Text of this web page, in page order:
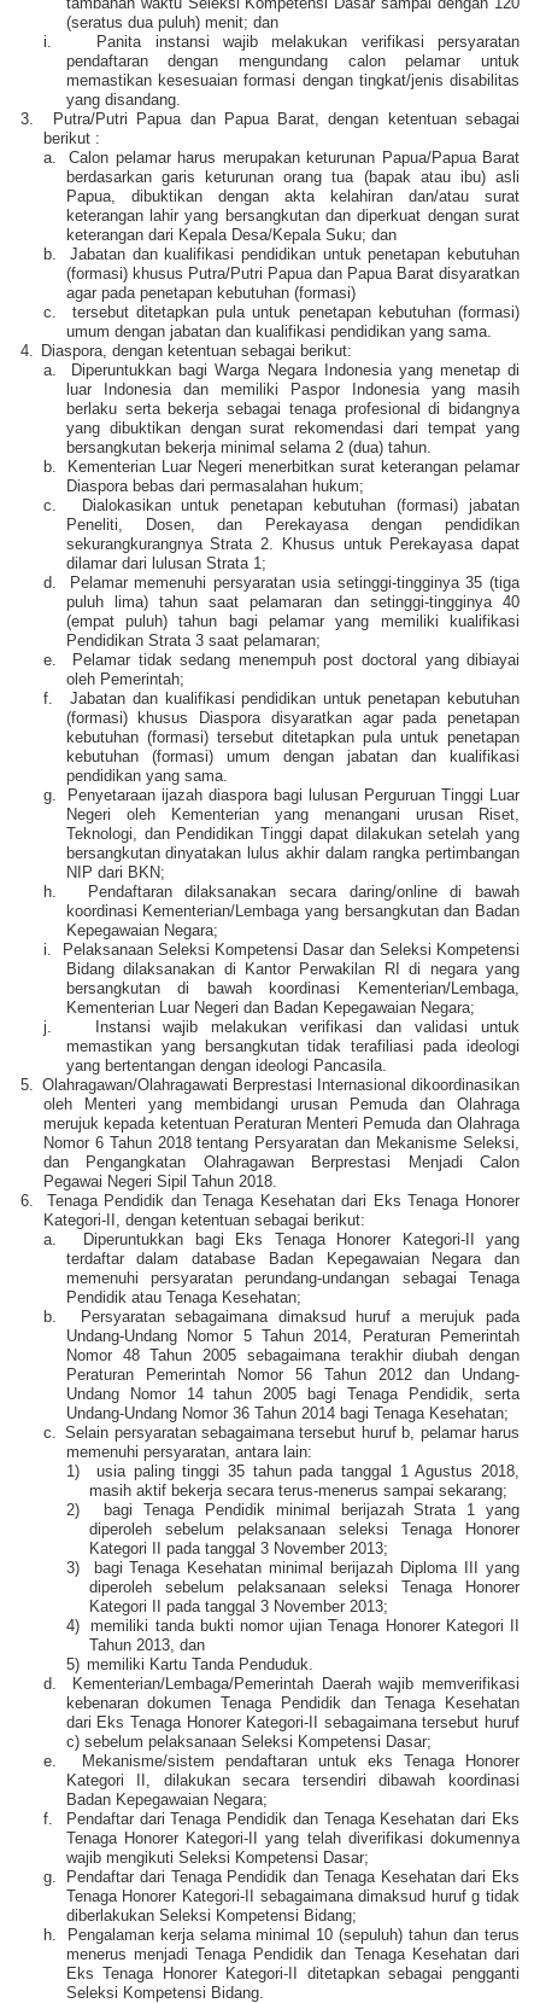
(seratus dua puluh) menit; dan
i.
Panita instansi wajib melakukan verifikasi persyaratan
pendaftaran dengan mengundang calon pelamar untuk
memastikan kesesuaian formasi dengan tingkat/jenis disabilitas
yang disandang.
3.
Putra/Putri Papua dan Papua Barat, dengan ketentuan sebagai
berikut :
a.
Calon pelamar harus merupakan keturunan Papua/Papua Barat
berdasarkan garis keturunan orang tua (bapak atau ibu) asli
Papua, dibuktikan dengan akta kelahiran dan/atau surat
keterangan lahir yang bersangkutan dan diperkuat dengan surat
keterangan dari Kepala Desa/Kepala Suku; dan
b.
Jabatan dan kualifikasi pendidikan untuk penetapan kebutuhan
(formasi) khusus Putra/Putri Papua dan Papua Barat disyaratkan
agar pada penetapan kebutuhan (formasi)
c.
tersebut ditetapkan pula untuk penetapan kebutuhan (formasi)
umum dengan jabatan dan kualifikasi pendidikan yang sama.
4.
Diaspora, dengan ketentuan sebagai berikut:
a.
Diperuntukkan bagi Warga Negara Indonesia yang menetap di
luar Indonesia dan memiliki Paspor Indonesia yang masih
berlaku serta bekerja sebagai tenaga profesional di bidangnya
yang dibuktikan dengan surat rekomendasi dari tempat yang
bersangkutan bekerja minimal selama 2 (dua) tahun.
b.
Kementerian Luar Negeri menerbitkan surat keterangan pelamar
Diaspora bebas dari permasalahan hukum;
c.
Dialokasikan untuk penetapan kebutuhan (formasi) jabatan
Peneliti, Dosen, dan Perekayasa dengan pendidikan
sekurangkurangnya Strata 2. Khusus untuk Perekayasa dapat
dilamar dari lulusan Strata 1;
d.
Pelamar memenuhi persyaratan usia setinggi-tingginya 35 (tiga
puluh lima) tahun saat pelamaran dan setinggi-tingginya 40
(empat puluh) tahun bagi pelamar yang memiliki kualifikasi
Pendidikan Strata 3 saat pelamaran;
e.
Pelamar tidak sedang menempuh post doctoral yang dibiayai
oleh Pemerintah;
f.
Jabatan dan kualifikasi pendidikan untuk penetapan kebutuhan
(formasi) khusus Diaspora disyaratkan agar pada penetapan
kebutuhan (formasi) tersebut ditetapkan pula untuk penetapan
kebutuhan (formasi) umum dengan jabatan dan kualifikasi
pendidikan yang sama.
g.
Penyetaraan ijazah diaspora bagi lulusan Perguruan Tinggi Luar
Negeri oleh Kementerian yang menangani urusan Riset,
Teknologi, dan Pendidikan Tinggi dapat dilakukan setelah yang
bersangkutan dinyatakan lulus akhir dalam rangka pertimbangan
NIP dari BKN;
h.
Pendaftaran dilaksanakan secara daring/online di bawah
koordinasi Kementerian/Lembaga yang bersangkutan dan Badan
Kepegawaian Negara;
i.
Pelaksanaan Seleksi Kompetensi Dasar dan Seleksi Kompetensi
Bidang dilaksanakan di Kantor Perwakilan RI di negara yang
bersangkutan di bawah koordinasi Kementerian/Lembaga,
Kementerian Luar Negeri dan Badan Kepegawaian Negara;
j.
Instansi wajib melakukan verifikasi dan validasi untuk
memastikan yang bersangkutan tidak terafiliasi pada ideologi
yang bertentangan dengan ideologi Pancasila.
5.
Olahragawan/Olahragawati Berprestasi Internasional dikoordinasikan
oleh Menteri yang membidangi urusan Pemuda dan Olahraga
merujuk kepada ketentuan Peraturan Menteri Pemuda dan Olahraga
Nomor 6 Tahun 2018 tentang Persyaratan dan Mekanisme Seleksi,
dan Pengangkatan Olahragawan Berprestasi Menjadi Calon
Pegawai Negeri Sipil Tahun 2018.
6.
Tenaga Pendidik dan Tenaga Kesehatan dari Eks Tenaga Honorer
Kategori-II, dengan ketentuan sebagai berikut:
a.
Diperuntukkan bagi Eks Tenaga Honorer Kategori-II yang
terdaftar dalam database Badan Kepegawaian Negara dan
memenuhi persyaratan perundang-undangan sebagai Tenaga
Pendidik atau Tenaga Kesehatan;
b.
Persyaratan sebagaimana dimaksud huruf a merujuk pada
Undang-Undang Nomor 5 Tahun 2014, Peraturan Pemerintah
Nomor 48 Tahun 2005 sebagaimana terakhir diubah dengan
Peraturan Pemerintah Nomor 56 Tahun 2012 dan Undang-
Undang Nomor 14 tahun 2005 bagi Tenaga Pendidik, serta
Undang-Undang Nomor 36 Tahun 2014 bagi Tenaga Kesehatan;
c.
Selain persyaratan sebagaimana tersebut huruf b, pelamar harus
memenuhi persyaratan, antara lain:
1)
usia paling tinggi 35 tahun pada tanggal 1 Agustus 2018,
masih aktif bekerja secara terus-menerus sampai sekarang;
2)
bagi Tenaga Pendidik minimal berijazah Strata 1 yang
diperoleh sebelum pelaksanaan seleksi Tenaga Honorer
Kategori II pada tanggal 3 November 2013;
3)
bagi Tenaga Kesehatan minimal berijazah Diploma III yang
diperoleh sebelum pelaksanaan seleksi Tenaga Honorer
Kategori II pada tanggal 3 November 2013;
4)
memiliki tanda bukti nomor ujian Tenaga Honorer Kategori II
Tahun 2013, dan
5) memiliki Kartu Tanda Penduduk.
d.
Kementerian/Lembaga/Pemerintah Daerah wajib memverifikasi
kebenaran dokumen Tenaga Pendidik dan Tenaga Kesehatan
dari Eks Tenaga Honorer Kategori-II sebagaimana tersebut huruf
c) sebelum pelaksanaan Seleksi Kompetensi Dasar;
e.
Mekanisme/sistem pendaftaran untuk eks Tenaga Honorer
Kategori II, dilakukan secara tersendiri dibawah koordinasi
Badan Kepegawaian Negara;
f.
Pendaftar dari Tenaga Pendidik dan Tenaga Kesehatan dari Eks
Tenaga Honorer Kategori-II yang telah diverifikasi dokumennya
wajib mengikuti Seleksi Kompetensi Dasar;
g.
Pendaftar dari Tenaga Pendidik dan Tenaga Kesehatan dari Eks
Tenaga Honorer Kategori-II sebagaimana dimaksud huruf g tidak
diberlakukan Seleksi Kompetensi Bidang;
h.
Pengalaman kerja selama minimal 10 (sepuluh) tahun dan terus
menerus menjadi Tenaga Pendidik dan Tenaga Kesehatan dari
Eks Tenaga Honorer Kategori-II ditetapkan sebagai pengganti
Seleksi Kompetensi Bidang.